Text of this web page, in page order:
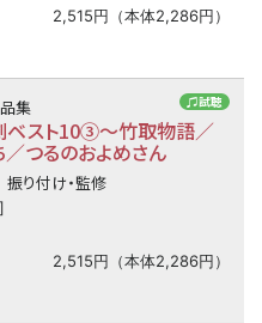
2,515円（本体2,286円）
♫試聴
集
ベスト10③〜竹取物語／
つるのおよめさん
振り付け・監修
2,515円（本体2,286円）